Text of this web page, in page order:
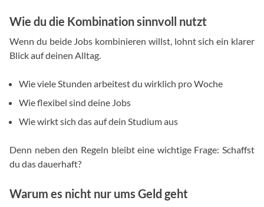
Wie du die Kombination sinnvoll nutzt
Wenn du beide Jobs kombinieren willst, lohnt sich ein klarer
Blick auf deinen Alltag.
Wie viele Stunden arbeitest du wirklich pro Woche
Wie flexibel sind deine Jobs
Wie wirkt sich das auf dein Studium aus
Denn neben den Regeln bleibt eine wichtige Frage: Schaffst
du das dauerhaft?
Warum es nicht nur ums Geld geht